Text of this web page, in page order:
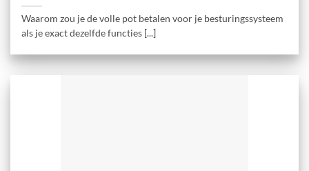
Waarom zou je de volle pot betalen voor je besturingssysteem
als je exact dezelfde functies [...]